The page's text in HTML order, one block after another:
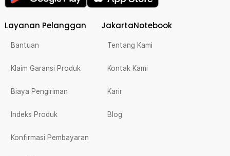
Layanan Pelanggan
Bantuan
Klaim Garansi Produk
Biaya Pengiriman
Indeks Produk
Konfirmasi Pembayaran
JakartaNotebook
Tentang Kami
Kontak Kami
Karir
Blog